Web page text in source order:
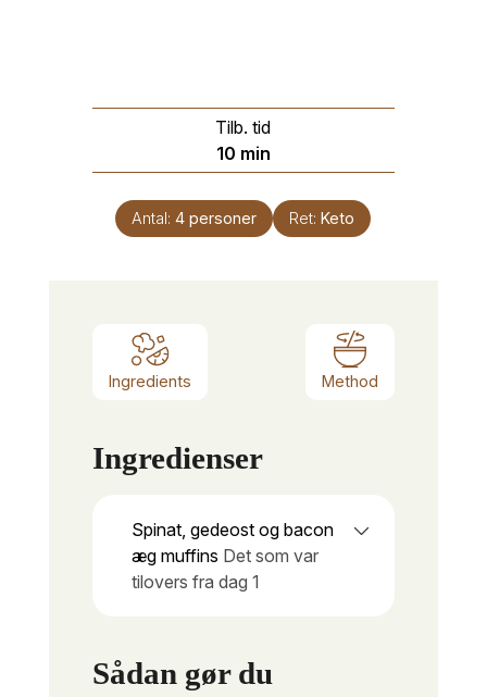
Tilb. tid
10minutter
min
Antal:4 personer Ret:Keto
Ingredients Method
Ingredienser
Spinat, gedeost og bacon
æg muffins Det som var
tilovers fra dag 1
Sådan gør du